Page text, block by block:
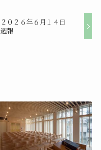
２０２６年６月１４日
週報